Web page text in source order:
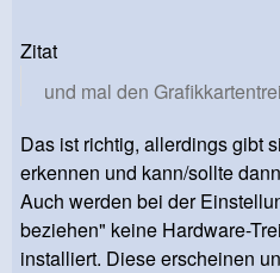
Zitat
und mal den
Das ist richtig, allerdings gibt
erkennen und kann/sollte
Auch werden bei der
beziehen" keine Hardware-
installiert. Diese erscheinen